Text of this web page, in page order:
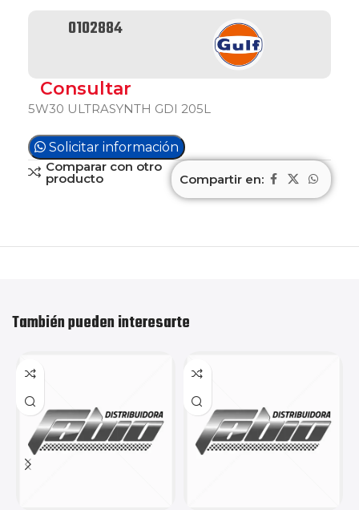
0102884
Consultar
5W30 ULTRASYNTH GDI 205L
Solicitar información
Comparar con otro
producto Compartir en:
También pueden interesarte